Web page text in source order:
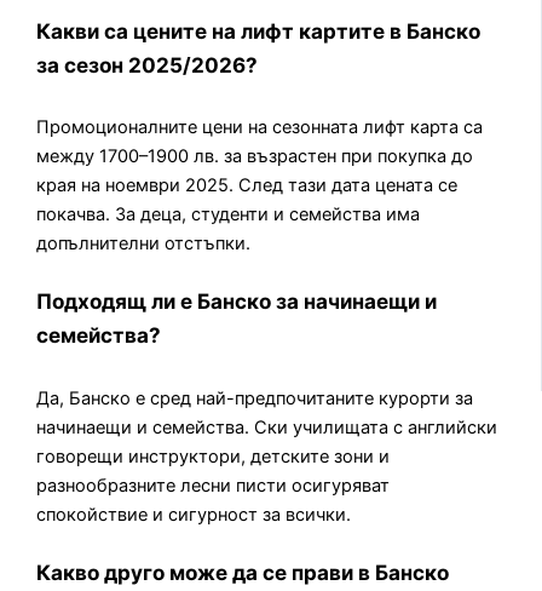
Какви са цените на лифт картите в Банско
за сезон 2025/2026?
Промоционалните цени на сезонната лифт карта са
между 1700–1900 лв. за възрастен при покупка до
края на ноември 2025. След тази дата цената се
покачва. За деца, студенти и семейства има
допълнителни отстъпки.
Подходящ ли е Банско за начинаещи и
семейства?
Да, Банско е сред най-предпочитаните курорти за
начинаещи и семейства. Ски училищата с английски
говорещи инструктори, детските зони и
разнообразните лесни писти осигуряват
спокойствие и сигурност за всички.
Какво друго може да се прави в Банско